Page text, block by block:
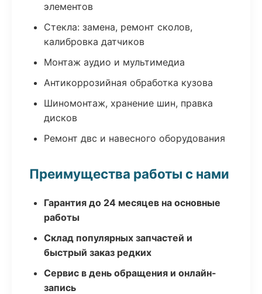
элементов
Стекла: замена, ремонт сколов,
калибровка датчиков
Монтаж аудио и мультимедиа
Антикоррозийная обработка кузова
Шиномонтаж, хранение шин, правка
дисков
Ремонт двс и навесного оборудования
Преимущества работы с нами
Гарантия до 24 месяцев на основные
работы
Склад популярных запчастей и
быстрый заказ редких
Сервис в день обращения и онлайн-
запись